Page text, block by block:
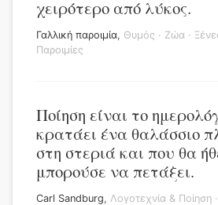
χειρότερο από λύκος.
Γαλλική παροιμία, Θυμός · Ζώα ·
Παροιμίες
Ποίηση είναι το
κρατάει ένα θαλάσσιο
στη στεριά και που θα
μπορούσε να πετάξει.
Carl Sandburg, Λογοτεχνία & Ποίηση ·